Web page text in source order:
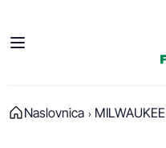
Naslovnica MILWAUKEE